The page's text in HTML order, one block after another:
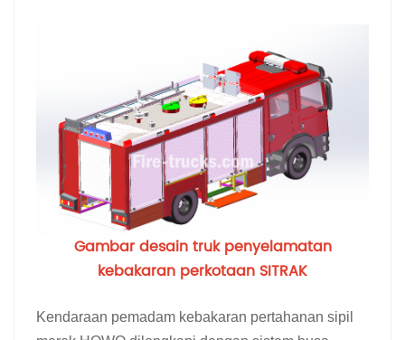
Gambar desain truk penyelamatan
kebakaran perkotaan SITRAK
Kendaraan pemadam kebakaran pertahanan sipil